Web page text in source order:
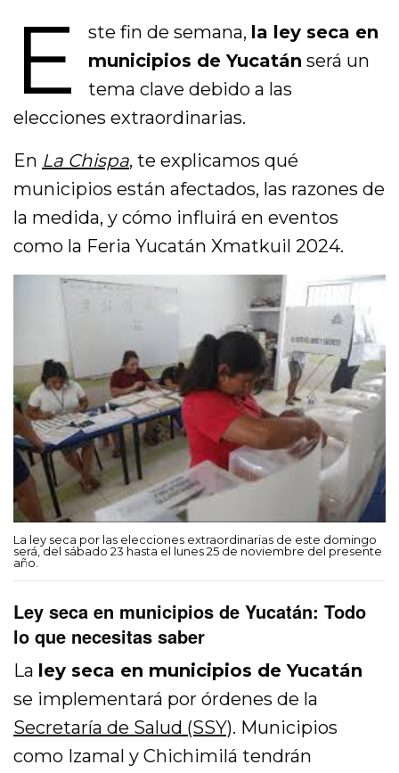
E ste fin de semana, la ley seca en
municipios de Yucatán será un
tema clave debido a las
elecciones extraordinarias.
En La Chispa, te explicamos qué
municipios están afectados, las razones de
la medida, y cómo influirá en eventos
como la Feria Yucatán Xmatkuil 2024.
La ley seca por las elecciones extraordinarias de este domingo
será, del sábado 23 hasta el lunes 25 de noviembre del presente
año.
Ley seca en municipios de Yucatán: Todo
lo que necesitas saber
La ley seca en municipios de Yucatán
se implementará por órdenes de la
Secretaría de Salud (SSY). Municipios
como Izamal y Chichimilá tendrán